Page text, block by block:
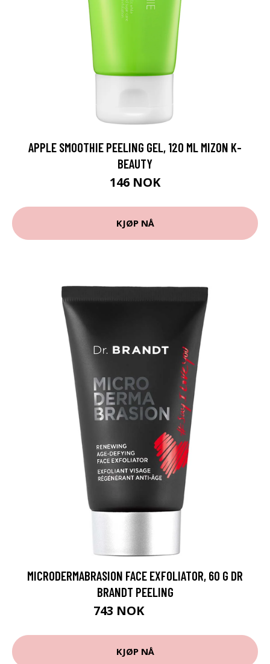
APPLE SMOOTHIE PEELING GEL, 120 ML MIZON K-
BEAUTY
146 NOK
KJØP NÅ
MICRODERMABRASION FACE EXFOLIATOR, 60 G DR
BRANDT PEELING
743 NOK
KJØP NÅ